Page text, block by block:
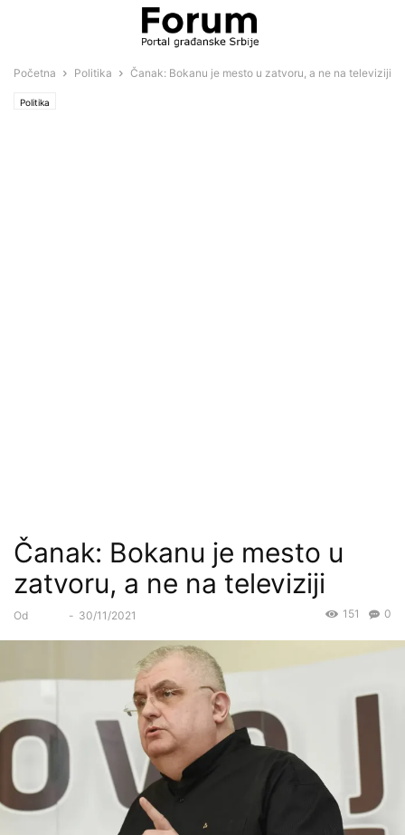
Početna Politika Čanak: Bokanu je mesto u zatvoru, a ne na televiziji
Politika
Čanak: Bokanu je mesto u
zatvoru, a ne na televiziji
Od - 30/11/2021 0
151